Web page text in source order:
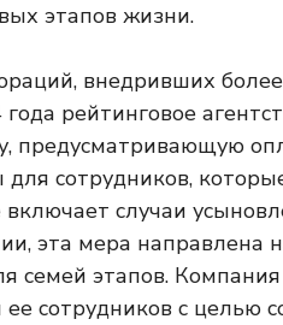
этапов жизни.
внедривших
рейтинговое
предусматривающую
сотрудников,
случаи
эта мера направлена
семей этапов.
сотрудников с целью